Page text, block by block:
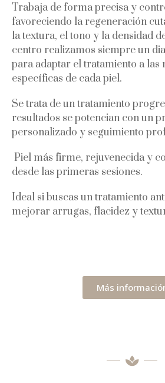
Trabaja de forma precisa y
favoreciendo la regeneración
la textura, el tono y la densidad
centro realizamos siempre un
para adaptar el tratamiento a las
específicas de cada piel.
Se trata de un tratamiento
resultados se potencian con un
personalizado y seguimiento
Piel más firme, rejuvenecida y
desde las primeras sesiones.
Ideal si buscas un tratamiento
mejorar arrugas, flacidez y
Más